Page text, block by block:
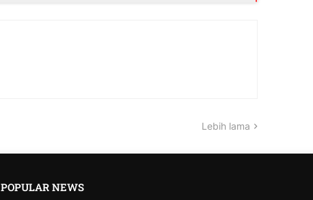
Lebih lama
POPULAR NEWS